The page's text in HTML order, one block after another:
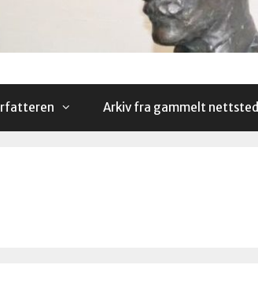
Arkiv fra gammelt nettsted